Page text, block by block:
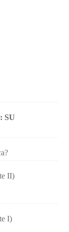
SU
II)
I)